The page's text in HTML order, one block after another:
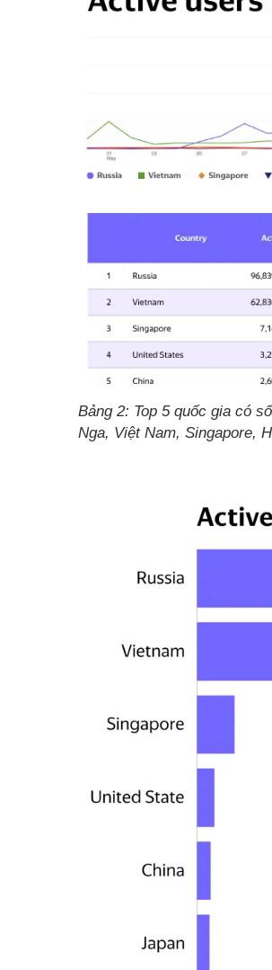
Bảng 2: Top 5 quốc gia có
Nga, Việt Nam, Singapore,